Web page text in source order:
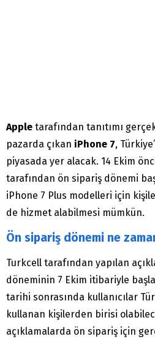
Apple tarafından tanıtımı
pazarda çıkan iPhone 7,
piyasada yer alacak. 14 Ekim
tarafından ön sipariş dönemi
iPhone 7 Plus modelleri için
de hizmet alabilmesi mümkün.
Ön sipariş dönemi ne
Turkcell tarafından yapılan
döneminin 7 Ekim itibariyle
tarihi sonrasında kullanıcılar
kullanan kişilerden birisi
açıklamalarda ön sipariş için